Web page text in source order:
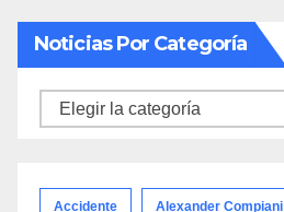
Noticias Por Categoría
Noticias
Accidente Alexander Compiani